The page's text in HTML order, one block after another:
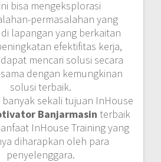
bisa mengeksplorasi
permasalahan yang
lapangan yang berkaitan
efektifitas kerja,
mencari solusi secara
dengan kemungkinan
solusi terbaik.
banyak sekali tujuan InHouse
Banjarmasin terbaik
InHouse Training yang
diharapkan oleh para
penyelenggara.